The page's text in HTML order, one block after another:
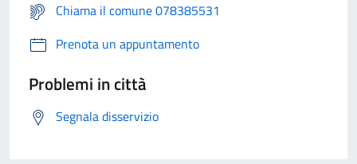
Chiama il comune 078385531
Prenota un appuntamento
Problemi in città
Segnala disservizio